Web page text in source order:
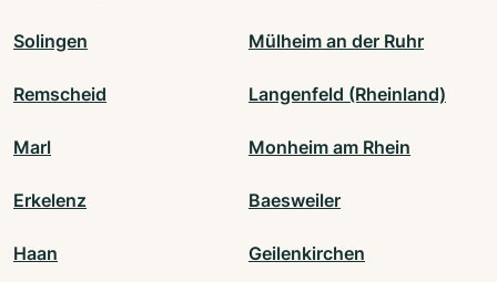
Solingen Mülheim an der Ruhr
Remscheid Langenfeld (Rheinland)
Marl Monheim am Rhein
Erkelenz Baesweiler
Haan Geilenkirchen